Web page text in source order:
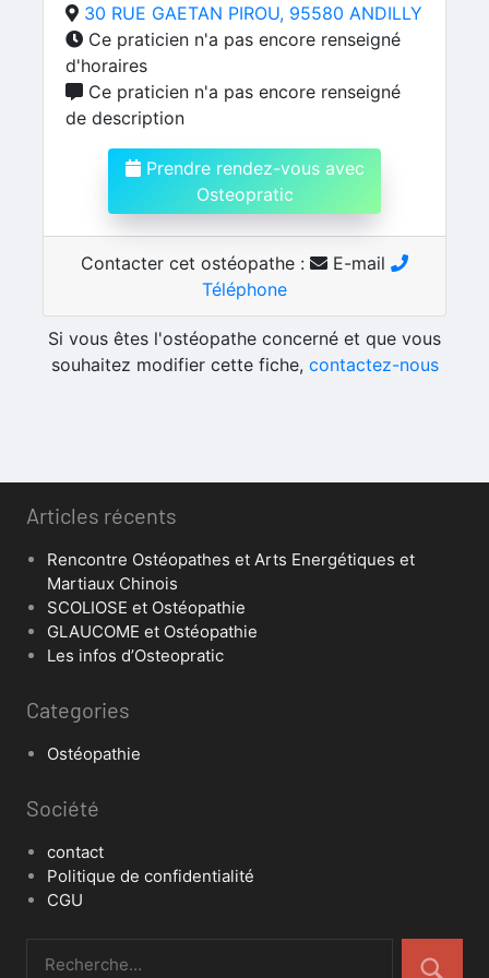
30 RUE GAETAN PIROU, 95580 ANDILLY
Ce praticien n'a pas encore renseigné
d'horaires
Ce praticien n'a pas encore renseigné
de description
Prendre rendez-vous avec
Osteopratic
Contacter cet ostéopathe :
E-mail
Téléphone
Si vous êtes l'ostéopathe concerné et que vous
souhaitez modifier cette fiche, contactez-nous
Articles récents
Rencontre Ostéopathes et Arts Energétiques et
Martiaux Chinois
SCOLIOSE et Ostéopathie
GLAUCOME et Ostéopathie
Les infos d’Osteopratic
Categories
Ostéopathie
Société
contact
Politique de confidentialité
CGU